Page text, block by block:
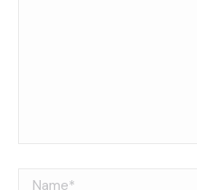
Name *